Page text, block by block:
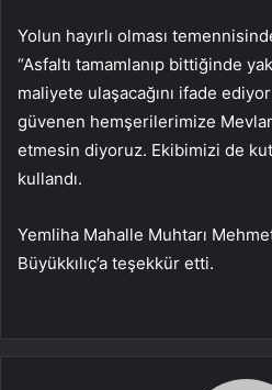
Yolun hayırlı olması
“Asfaltı tamamlanıp bittiğinde
maliyete ulaşacağını ifade
güvenen hemşerilerimize
etmesin diyoruz. Ekibimizi de
kullandı.
Yemliha Mahalle Muhtarı
Büyükkılıç’a teşekkür etti.